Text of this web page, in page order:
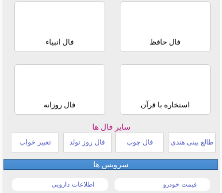
فال حافظ فال انبیاء
استخاره با قرآن فال روزانه
سایر فال ها
طالع بینی هندی فال چوب فال روز تولد تعبیر خواب
سرویس ها
قیمت خودرو اطلاعات دارویی